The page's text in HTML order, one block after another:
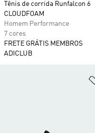
Tênis de corrida Runfalcon 6
CLOUDFOAM
Homem Performance
7 cores
FRETE GRÁTIS MEMBROS
ADICLUB